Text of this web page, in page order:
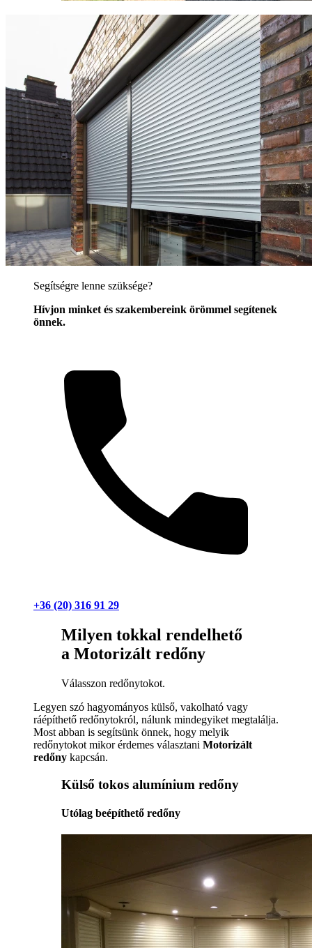
Segítségre lenne szüksége?
Hívjon minket és szakembereink örömmel segítenek
önnek.
+36 (20) 316 91 29
Milyen tokkal rendelhető
a Motorizált redőny
Válasszon redőnytokot.
Legyen szó hagyományos külső, vakolható vagy
ráépíthető redőnytokról, nálunk mindegyiket megtalálja.
Most abban is segítsünk önnek, hogy melyik
redőnytokot mikor érdemes választani Motorizált
redőny kapcsán.
Külső tokos alumínium redőny
Utólag beépíthető redőny